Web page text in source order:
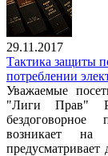
29.11.2017
Тактика защиты
потреблении
Уважаемые
"Лиги Прав"
бездоговорное
возникает
предусматривает